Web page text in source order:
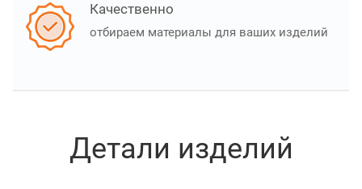
Качественно
отбираем материалы для ваших изделий
Детали изделий